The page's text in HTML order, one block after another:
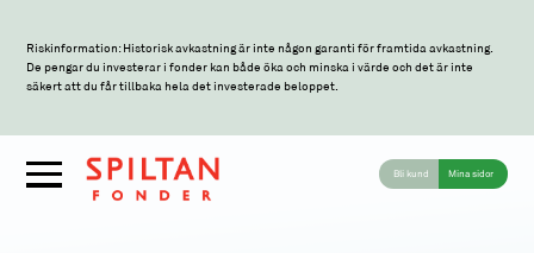
Riskinformation: Historisk avkastning är inte någon garanti för framtida avkastning.
De pengar du investerar i fonder kan både öka och minska i värde och det är inte
säkert att du får tillbaka hela det investerade beloppet.
Bli kund Mina sidor